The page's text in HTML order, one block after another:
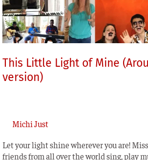
This Little Light of Mine
version)
Michi Just
Let your light shi­ne whe­re­ver you are!
fri­ends from all over the world sing, play
world
version)